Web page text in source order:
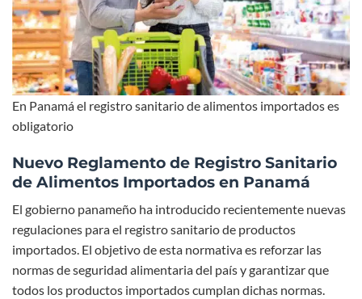
En Panamá el registro sanitario de alimentos importados es
obligatorio
Nuevo Reglamento de Registro Sanitario
de Alimentos Importados en Panamá
El gobierno panameño ha introducido recientemente nuevas
regulaciones para el registro sanitario de productos
importados. El objetivo de esta normativa es reforzar las
normas de seguridad alimentaria del país y garantizar que
todos los productos importados cumplan dichas normas.